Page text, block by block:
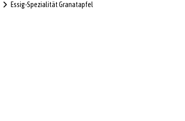
Essig-Spezialität Granatapfel